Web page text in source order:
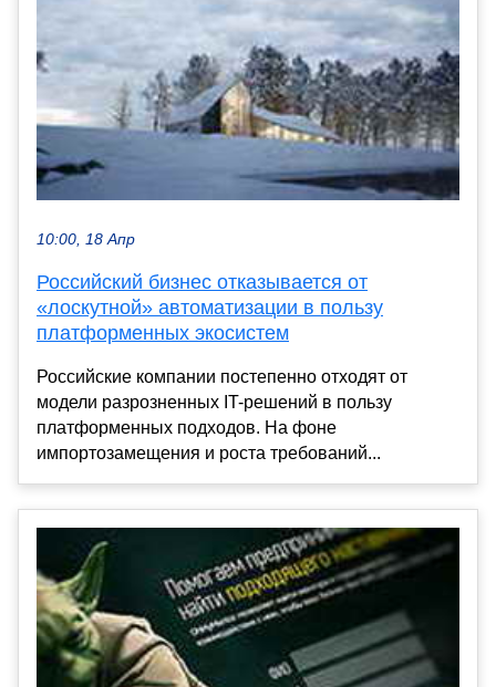
10:00, 18 Апр
Российский бизнес отказывается от
«лоскутной» автоматизации в пользу
платформенных экосистем
Российские компании постепенно отходят от
модели разрозненных IT-решений в пользу
платформенных подходов. На фоне
импортозамещения и роста требований...